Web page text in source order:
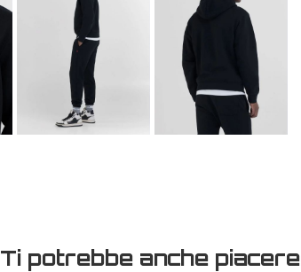
Ti potrebbe anche piacere